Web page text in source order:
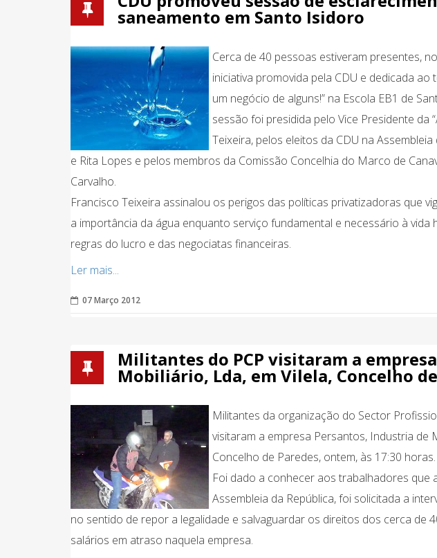
saneamento em Santo Isidoro
Cerca de 40 pessoas estiveram presentes,
iniciativa promovida pela CDU e dedicada ao
um negócio de alguns!” na Escola EB1 de
sessão foi presidida pelo Vice Presidente da
Teixeira, pelos eleitos da CDU na
e Rita Lopes e pelos membros da Comissão Concelhia do Marco de
Carvalho.
Francisco Teixeira assinalou os perigos das políticas privatizadoras que
a importância da água enquanto serviço fundamental e necessário à
regras do lucro e das negociatas financeiras.
Ler mais...
07 Março 2012
Militantes do PCP visitaram a
Mobiliário, Lda, em Vilela, Concelho
Militantes da organização do Sector
visitaram a empresa Persantos, Industria de
Concelho de Paredes, ontem, às 17:30 horas.
Foi dado a conhecer aos trabalhadores que
Assembleia da República, foi solicitada a
no sentido de repor a legalidade e salvaguardar os direitos dos cerca de
salários em atraso naquela empresa.